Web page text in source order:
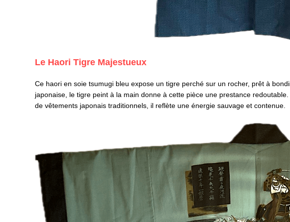
Le Haori Tigre Majestueux
Ce haori en soie tsumugi bleu expose un tigre perché sur un rocher, prêt à
japonaise, le tigre peint à la main donne à cette pièce une prestance
de vêtements japonais traditionnels, il reflète une énergie sauvage et contenue.